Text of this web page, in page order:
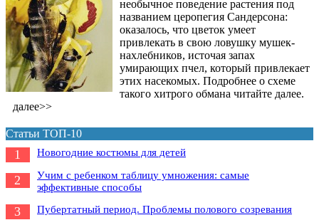
необычное поведение растения под
названием церопегия Сандерсона:
оказалось, что цветок умеет
привлекать в свою ловушку мушек-
нахлебников, источая запах
умирающих пчел, который привлекает
этих насекомых. Подробнее о схеме
такого хитрого обмана читайте далее.
далее>>
Статьи ТОП-10
1 Новогодние костюмы для детей
2
Учим с ребенком таблицу умножения: самые
эффективные способы
3 Пубертатный период. Проблемы полового созревания